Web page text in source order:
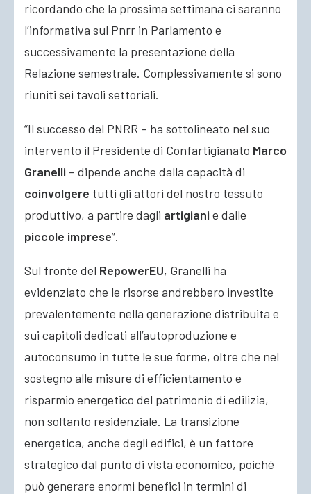
ricordando che la prossima settimana ci saranno
l’informativa sul Pnrr in Parlamento e
successivamente la presentazione della
Relazione semestrale. Complessivamente si sono
riuniti sei tavoli settoriali.
“Il successo del PNRR – ha sottolineato nel suo
intervento il Presidente di Confartigianato Marco
Granelli – dipende anche dalla capacità di
coinvolgere tutti gli attori del nostro tessuto
produttivo, a partire dagli artigiani e dalle
piccole imprese”.
Sul fronte del RepowerEU, Granelli ha
evidenziato che le risorse andrebbero investite
prevalentemente nella generazione distribuita e
sui capitoli dedicati all’autoproduzione e
autoconsumo in tutte le sue forme, oltre che nel
sostegno alle misure di efficientamento e
risparmio energetico del patrimonio di edilizia,
non soltanto residenziale. La transizione
energetica, anche degli edifici, è un fattore
strategico dal punto di vista economico, poiché
può generare enormi benefici in termini di